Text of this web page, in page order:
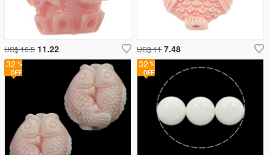
US$ 11 7.48
32 32
US$ 16.5 11.22